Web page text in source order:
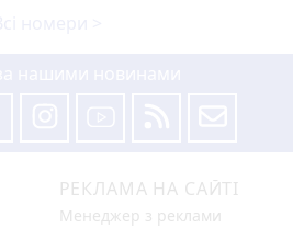
РЕКЛАМА НА САЙТІ
Менеджер з реклами